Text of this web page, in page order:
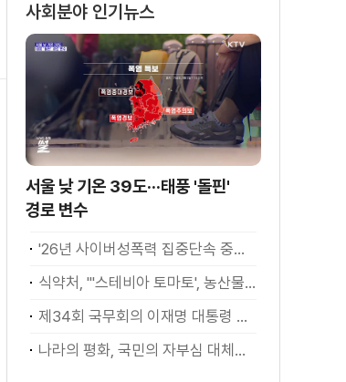
사회분야 인기뉴스
서울 낮 기온 39도···태풍 '돌핀'
경로 변수
'26년 사이버성폭력 집중단속 중간성과 발표···향후 추진계획은?
식약처, "'스테비아 토마토', 농산물 아닌 가공식품"
제34회 국무회의 이재명 대통령 모두발언
나라의 평화, 국민의 자부심 대체불가 대한민국 이재명 대통령 모두말씀